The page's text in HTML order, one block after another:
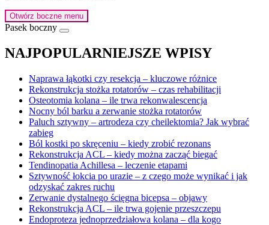
Otwórz boczne menu
Pasek boczny
NAJPOPULARNIEJSZE WPISY
Naprawa łąkotki czy resekcja – kluczowe różnice
Rekonstrukcja stożka rotatorów – czas rehabilitacji
Osteotomia kolana – ile trwa rekonwalescencja
Nocny ból barku a zerwanie stożka rotatorów
Paluch sztywny – artrodeza czy cheilektomia? Jak wybrać
zabieg
Ból kostki po skręceniu – kiedy zrobić rezonans
Rekonstrukcja ACL – kiedy można zacząć biegać
Tendinopatia Achillesa – leczenie etapami
Sztywność łokcia po urazie – z czego może wynikać i jak
odzyskać zakres ruchu
Zerwanie dystalnego ścięgna bicepsa – objawy
Rekonstrukcja ACL – ile trwa gojenie przeszczepu
Endoproteza jednoprzedziałowa kolana – dla kogo